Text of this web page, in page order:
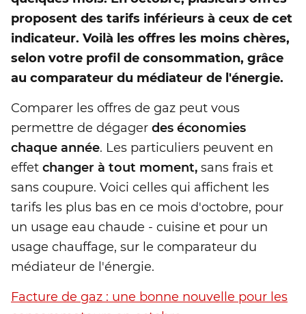
proposent des tarifs inférieurs à ceux de cet
indicateur. Voilà les offres les moins chères,
selon votre profil de consommation, grâce
au comparateur du médiateur de l'énergie.
Comparer les offres de gaz peut vous
permettre de dégager des économies
chaque année. Les particuliers peuvent en
effet changer à tout moment, sans frais et
sans coupure. Voici celles qui affichent les
tarifs les plus bas en ce mois d'octobre, pour
un usage eau chaude - cuisine et pour un
usage chauffage, sur le comparateur du
médiateur de l'énergie.
Facture de gaz : une bonne nouvelle pour les